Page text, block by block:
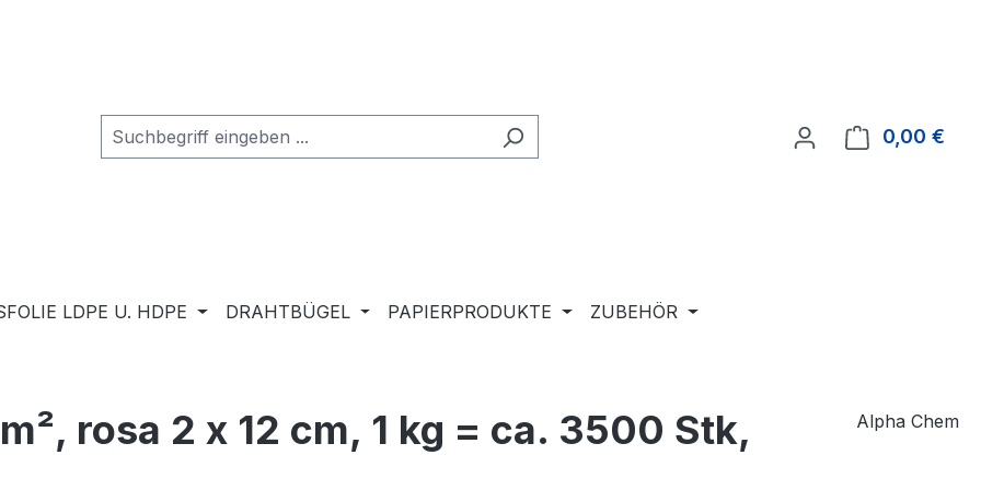
0,00 €
LDPE U. HDPE DRAHTBÜGEL PAPIERPRODUKTE ZUBEHÖR
rosa 2 x 12 cm, 1 kg = ca. 3500 Stk, Alpha Chem